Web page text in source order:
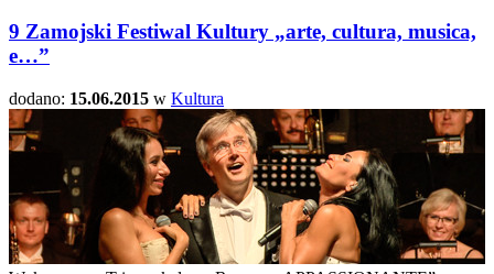
9 Zamojski Festiwal Kultury „arte, cultura, musica,
e…”
dodano: 15.06.2015 w Kultura